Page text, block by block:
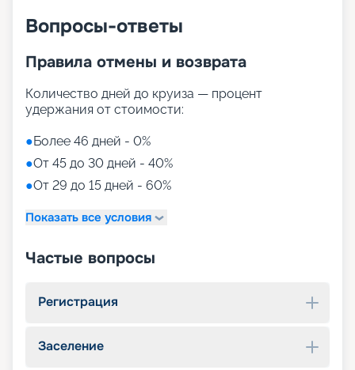
Вопросы-ответы
Правила отмены и возврата
Количество дней до круиза — процент
удержания от стоимости:
●Более 46 дней - 0%
●От 45 до 30 дней - 40%
●От 29 до 15 дней - 60%
Показать все условия
Частые вопросы
Регистрация
Заселение